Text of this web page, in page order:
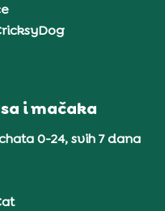
i mačaka
0-24, svih 7 dana